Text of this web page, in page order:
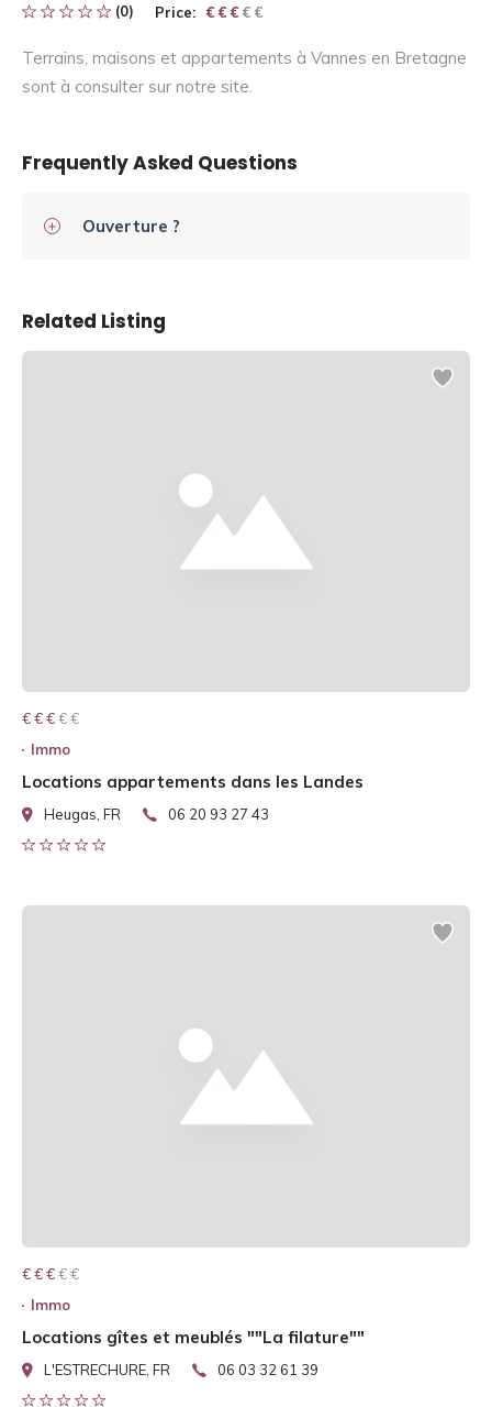
(0) Price: € € € € €
€ € €
Terrains, maisons et appartements à Vannes en Bretagne
sont à consulter sur notre site.
Frequently Asked Questions
Ouverture ?
Related Listing
€ € € € €
€ € €
Immo
Locations appartements dans les Landes
Heugas, FR 06 20 93 27 43
€ € € € €
€ € €
Immo
Locations gîtes et meublés ""La filature""
L'ESTRECHURE, FR 06 03 32 61 39